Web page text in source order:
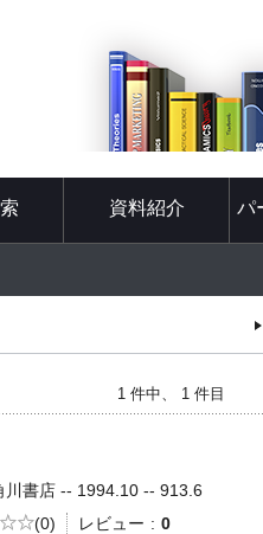
資料紹介 パ
1 件中、 1 件目
川書店 -- 1994.10 -- 913.6
価
(0) レビュー 0